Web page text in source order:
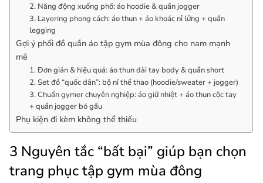
2. Năng động xuống phố: áo hoodie & quần jogger
3. Layering phong cách: áo thun + áo khoác nỉ lửng + quần
legging
Gợi ý phối đồ quần áo tập gym mùa đông cho nam mạnh
mẽ
1. Đơn giản & hiệu quả: áo thun dài tay body & quần short
2. Set đồ “quốc dân”: bộ nỉ thể thao (hoodie/sweater + jogger)
3. Chuẩn gymer chuyên nghiệp: áo giữ nhiệt + áo thun cộc tay
+ quần jogger bó gấu
Phụ kiện đi kèm không thể thiếu
3 Nguyên tắc “bất bại” giúp bạn chọn
trang phục tập gym mùa đông